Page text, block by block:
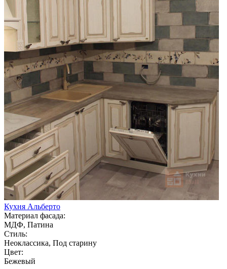
Кухня Альберто
Материал фасада:
МДФ, Патина
Стиль:
Неоклассика, Под старину
Цвет:
Бежевый